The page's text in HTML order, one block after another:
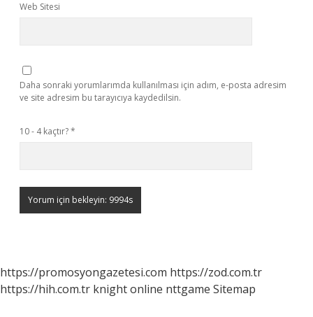
Web Sitesi
Daha sonraki yorumlarımda kullanılması için adım, e-posta adresim
ve site adresim bu tarayıcıya kaydedilsin.
10 - 4 kaçtır?*
https://promosyongazetesi.com https://zod.com.tr
https://hih.com.tr knight online nttgame Sitemap